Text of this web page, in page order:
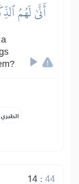
أَنَّىٰ لَهُمُ
الطبري
14:44